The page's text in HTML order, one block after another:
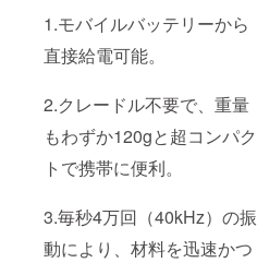
1.モバイルバッテリーから
直接給電可能。
2.クレードル不要で、重量
もわずか120gと超コンパク
トで携帯に便利。
3.毎秒4万回（40kHz）の振
動により、材料を迅速かつ